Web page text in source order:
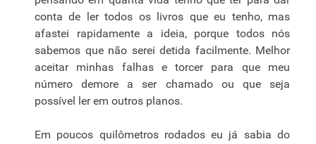
conta de ler todos os livros que eu tenho, mas
afastei rapidamente a ideia, porque todos nós
sabemos que não serei detida facilmente. Melhor
aceitar minhas falhas e torcer para que meu
número demore a ser chamado ou que seja
possível ler em outros planos.
Em poucos quilômetros rodados eu já sabia do